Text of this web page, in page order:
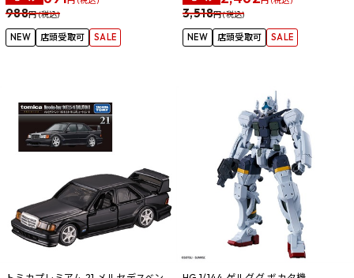
988円 (税込)
NEW 店頭受取可 SALE
3,518円 (税込)
NEW 店頭受取可 SALE